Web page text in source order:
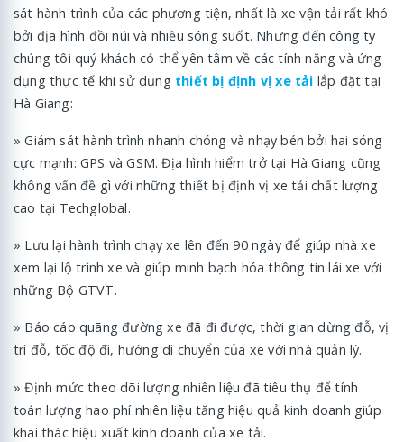
sát hành trình của các phương tiện, nhất là xe vận tải rất khó
bởi địa hình đồi núi và nhiều sóng suốt. Nhưng đến công ty
chúng tôi quý khách có thể yên tâm về các tính năng và ứng
dụng thực tế khi sử dụng thiết bị định vị xe tải lắp đặt tại
Hà Giang:
» Giám sát hành trình nhanh chóng và nhạy bén bởi hai sóng
cực mạnh: GPS và GSM. Địa hình hiểm trở tại Hà Giang cũng
không vấn đề gì với những thiết bị định vị xe tải chất lượng
cao tại Techglobal.
» Lưu lại hành trình chạy xe lên đến 90 ngày để giúp nhà xe
xem lại lộ trình xe và giúp minh bạch hóa thông tin lái xe với
những Bộ GTVT.
» Báo cáo quãng đường xe đã đi được, thời gian dừng đỗ, vị
trí đỗ, tốc độ đi, hướng di chuyển của xe với nhà quản lý.
» Định mức theo dõi lượng nhiên liệu đã tiêu thụ để tính
toán lượng hao phí nhiên liệu tăng hiệu quả kinh doanh giúp
khai thác hiệu xuất kinh doanh của xe tải.